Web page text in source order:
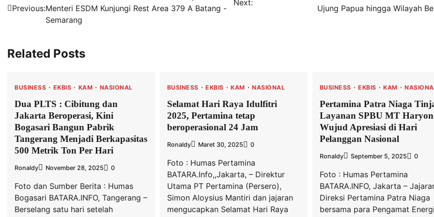
pos
Previous:Menteri ESDM Kunjungi Rest Area 379 A Batang -
Semarang
Next:
Ujung Papua hingga Wilayah
Related Posts
BUSINESS EKBIS KAM NASIONAL
Dua PLTS : Cibitung dan
Jakarta Beroperasi, Kini
Bogasari Bangun Pabrik
Tangerang Menjadi Berkapasitas
500 Metrik Ton Per Hari
Ronaldy November 28, 2025 0
Foto dan Sumber Berita : Humas
Bogasari BATARA.INFO, Tangerang –
Berselang satu hari setelah
BUSINESS EKBIS KAM NASIONAL
Selamat Hari Raya Idulfitri
2025, Pertamina tetap
beroperasional 24 Jam
Ronaldy Maret 30, 2025 0
Foto : Humas Pertamina
BATARA.Info,,Jakarta, – Direktur
Utama PT Pertamina (Persero),
Simon Aloysius Mantiri dan jajaran
mengucapkan Selamat Hari Raya
BUSINESS EKBIS KAM
Pertamina Patra Niaga
Layanan SPBU MT
Wujud Apresiasi di Hari
Pelanggan Nasional
Ronaldy September 5, 2025 0
Foto : Humas Pertamina
BATARA.INFO, Jakarta –
Direksi Pertamina Patra Niaga
bersama para Pengamat Energi